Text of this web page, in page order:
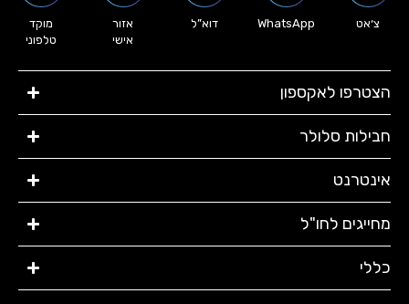
צ׳אט WhatsApp דוא”ל
אזור
אישי
מוקד
טלפוני
הצטרפו לאקספון
חבילות סלולר​
אינטרנט​
מחייגים לחו"ל
כללי